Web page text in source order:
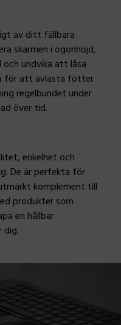
av ditt fällbara
skärmen i ögonhöjd,
och undvika att låsa
för att avlasta fötter
regelbundet under
över tid.
enkelhet och
De är perfekta för
komplement till
produkter som
en hållbar
dig.